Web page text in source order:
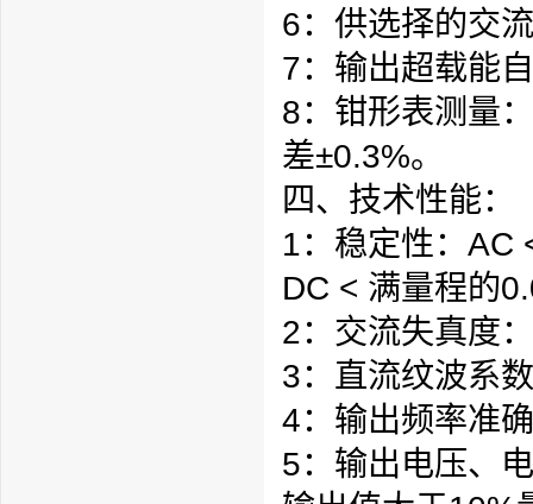
6：供选择的交
7：输出超载能
8：钳形表测量
差±0.3%。
四、技术性能：
1：稳定性：AC
DC < 满量程的
2：交流失真度
3：直流纹波系
4：输出频率准
5：输出电压、